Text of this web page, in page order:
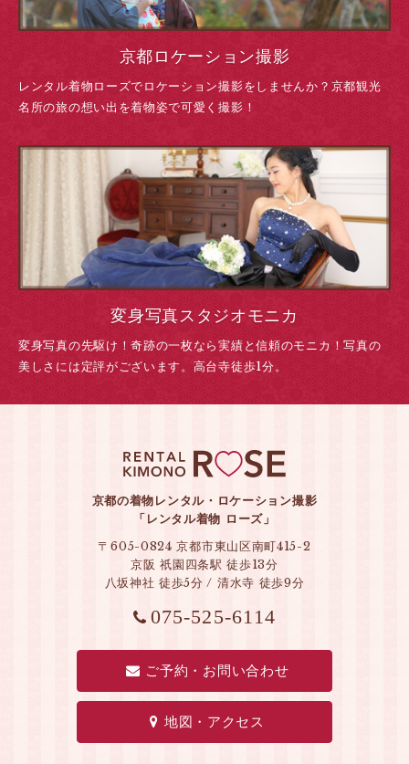
京都ロケーション撮影
レンタル着物ローズでロケーション撮影をしませんか？ 京都観光
名所の旅の想い出を着物姿で可愛く撮影！
変身写真スタジオモニカ
変身写真の先駆け！奇跡の一枚なら実績と信頼のモニカ！写真の
美しさには定評がございます。高台寺徒歩1分。
京都の着物レンタル・ロケーション撮影
「レンタル着物 ローズ」
〒605-0824 京都市東山区南町415-2
京阪 祇園四条駅 徒歩13分
八坂神社 徒歩5分 / 清水寺 徒歩9分
075-525-6114
ご予約・お問い合わせ
地図・アクセス